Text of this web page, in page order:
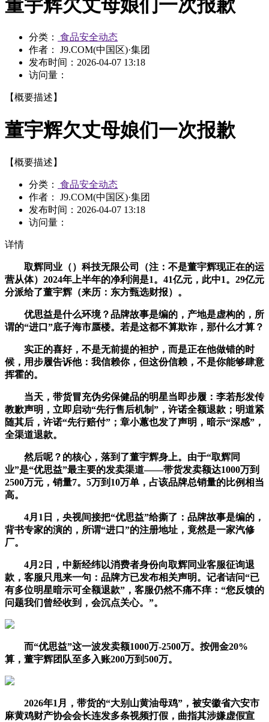
董宇辉欠丈母娘们一次报歉
分类：
食品安全动态
作者： J9.COM(中国区)·集团
发布时间： 2026-04-07 13:18
访问量：
【概要描述】
董宇辉欠丈母娘们一次报歉
【概要描述】
分类：
食品安全动态
作者： J9.COM(中国区)·集团
发布时间： 2026-04-07 13:18
访问量：
详情
取辉同业（）科技无限公司（注：不是董宇辉现正在的运
营从体）2024年上半年的净利润是1。41亿元，此中1。29亿元
分派给了董宇辉（来历：东方甄选财报）。
优思益是什么环境？品牌故事是编的，产地是虚构的，所
谓的“进口”底子海市蜃楼。若是这都不算欺诈，那什么才算？
实正的喜好，不是无前提的袒护，而是正在他做错的时
候，用步履告诉他：我信赖你，但这份信赖，不是你能够肆意
挥霍的。
当天，带货冒充伪劣保健品的明星当即步履：李若彤发传
教歉声明，立即启动“先行售后机制”，许诺全额退款；明道紧
随其后，许诺“先行赔付”；章小蕙也发了声明，暗示“深感”，
全渠道退款。
然后呢？的核心，落到了董宇辉身上。由于“取辉同
业”是“优思益”最主要的发卖渠道——带货发卖额达1000万到
2500万元，销量7。5万到10万单，占该品牌总销量的比例相当
高。
4月1日，央视间接把“优思益”给撕了：品牌故事是编的，
背书专家的演的，所谓“进口”的注册地址，竟然是一家汽修
厂。
4月2日，中新经纬以消费者身份向取辉同业客服征询退
款，客服只甩来一句：品牌方已发布相关声明。记者诘问“已
有多位明星暗示可全额退款”，客服仍然不痛不痒：“您反馈的
问题我们曾经收到，会沉点关心。”。
而“优思益”这一波发卖额1000万-2500万。按佣金20%
算，董宇辉团队至多入账200万到500万。
2026年1月，带货的“大别山黄油母鸡”，被安徽省六安市
麻黄鸡财产协会会长连发多条视频打假，曲指其涉嫌虚假宣